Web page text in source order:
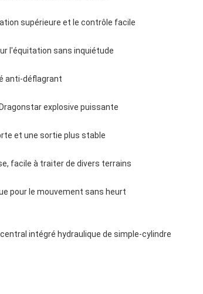
supérieure et le contrôle facile
l'équitation sans inquiétude
anti-déflagrant
explosive puissante
et une sortie plus stable
facile à traiter de divers terrains
pour le mouvement sans heurt
intégré hydraulique de simple-cylindre